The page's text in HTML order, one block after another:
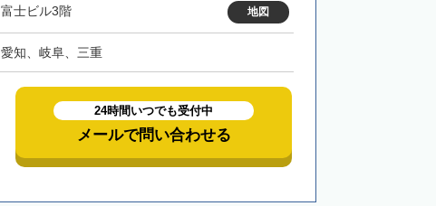
富士ビル3階
地図
愛知、岐阜、三重
24時間いつでも受付中
メールで問い合わせる